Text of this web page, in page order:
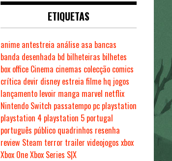
ETIQUETAS
anime antestreia análise asa bancas
banda desenhada bd bilheteiras bilhetes
box office Cinema cinemas colecção comics
crítica devir disney estreiafilme hq jogos
lançamento levoir manga marvel netflix
Nintendo Switch passatempo pc playstation
playstation 4 playstation 5 portugal
português público quadrinhos resenha
review Steam terror trailer videojogos xbox
Xbox OneXbox Series S|X